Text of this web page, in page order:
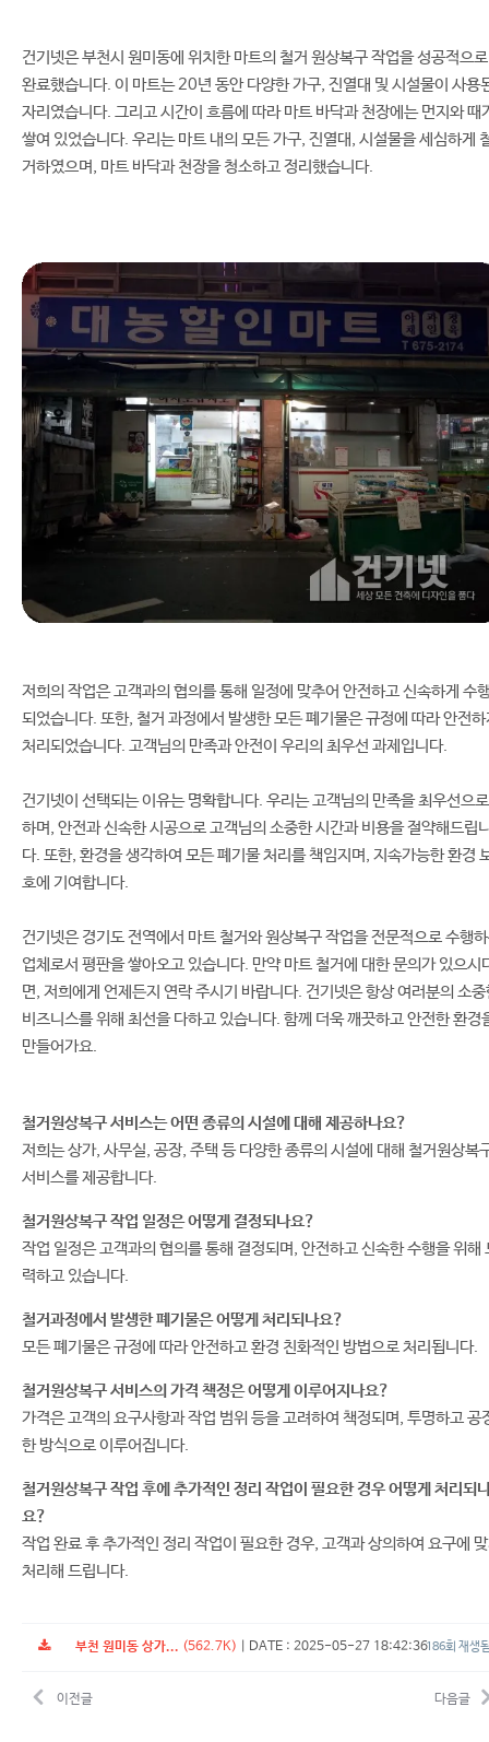
건기넷은 부천시 원미동에 위치한 마트의 철거 원상복구 작업을 성공적으로
완료했습니다. 이 마트는 20년 동안 다양한 가구, 진열대 및 시설물이 사용
자리였습니다. 그리고 시간이 흐름에 따라 마트 바닥과 천장에는 먼지와 때
쌓여 있었습니다. 우리는 마트 내의 모든 가구, 진열대, 시설물을 세심하게
거하였으며, 마트 바닥과 천장을 청소하고 정리했습니다.
저희의 작업은 고객과의 협의를 통해 일정에 맞추어 안전하고 신속하게 수
되었습니다. 또한, 철거 과정에서 발생한 모든 폐기물은 규정에 따라 안전하
처리되었습니다. 고객님의 만족과 안전이 우리의 최우선 과제입니다.
건기넷이 선택되는 이유는 명확합니다. 우리는 고객님의 만족을 최우선으로
하며, 안전과 신속한 시공으로 고객님의 소중한 시간과 비용을 절약해드립
다. 또한, 환경을 생각하여 모든 폐기물 처리를 책임지며, 지속가능한 환경
호에 기여합니다.
건기넷은 경기도 전역에서 마트 철거와 원상복구 작업을 전문적으로 수행
업체로서 평판을 쌓아오고 있습니다. 만약 마트 철거에 대한 문의가 있으시
면, 저희에게 언제든지 연락 주시기 바랍니다. 건기넷은 항상 여러분의 소중
비즈니스를 위해 최선을 다하고 있습니다. 함께 더욱 깨끗하고 안전한 환경
만들어가요.
철거원상복구 서비스는 어떤 종류의 시설에 대해 제공하나요?
저희는 상가, 사무실, 공장, 주택 등 다양한 종류의 시설에 대해 철거원상복
서비스를 제공합니다.
철거원상복구 작업 일정은 어떻게 결정되나요?
작업 일정은 고객과의 협의를 통해 결정되며, 안전하고 신속한 수행을 위해
력하고 있습니다.
철거과정에서 발생한 폐기물은 어떻게 처리되나요?
모든 폐기물은 규정에 따라 안전하고 환경 친화적인 방법으로 처리됩니다.
철거원상복구 서비스의 가격 책정은 어떻게 이루어지나요?
가격은 고객의 요구사항과 작업 범위 등을 고려하여 책정되며, 투명하고 공
한 방식으로 이루어집니다.
철거원상복구 작업 후에 추가적인 정리 작업이 필요한 경우 어떻게 처리되
요?
작업 완료 후 추가적인 정리 작업이 필요한 경우, 고객과 상의하여 요구에
처리해 드립니다.
부천 원미동 상가... (562.7K) 186회 재생
DATE : 2025-05-27 18:42:36
이전글 다음글